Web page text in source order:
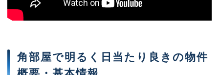
角部屋で明るく日当たり良きの物件